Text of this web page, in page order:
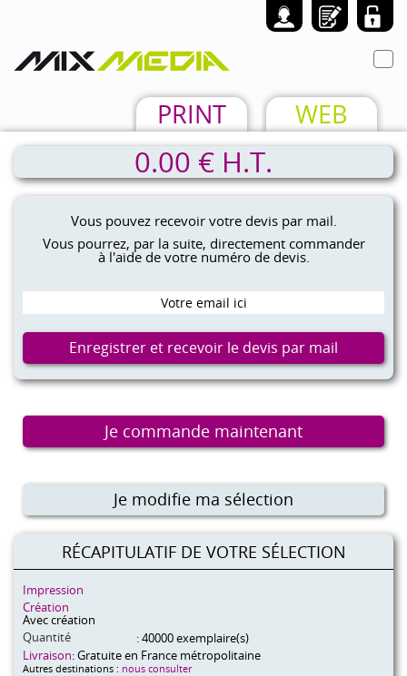
WEB
PRINT
0.00 € H.T.
Vous pouvez recevoir votre devis par mail.
Vous pourrez, par la suite, directement commander
à l'aide de votre numéro de devis.
Je commande maintenant
Je modifie ma sélection
RÉCAPITULATIF DE VOTRE SÉLECTION
Impression
Création
Avec création
Quantité
: 40000 exemplaire(s)
Livraison: Gratuite en France métropolitaine
Autres destinations : nous consulter